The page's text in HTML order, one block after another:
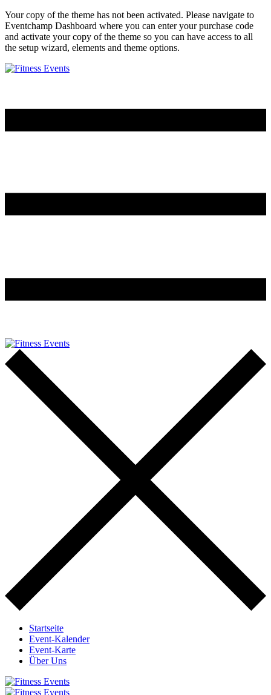
Your copy of the theme has not been activated. Please navigate to
Eventchamp Dashboard where you can enter your purchase code
and activate your copy of the theme so you can have access to all
the setup wizard, elements and theme options.
Startseite
Event-Kalender
Event-Karte
Über Uns